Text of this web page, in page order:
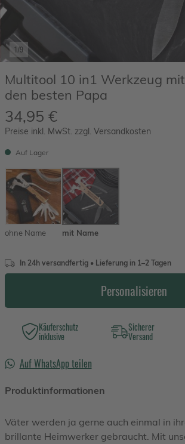
1/9
Multitool 10 in1 Werkzeug
den besten Papa
34,95 €
Preise inkl. MwSt. zzgl. Versandkosten
Auf Lager
ohne Name mit Name
In 24h versandfertig • Lieferung in 1–2 Tagen
Personalisieren
Käuferschutz
inklusive
Sicherer
Versand
Auf WhatsApp teilen
Produktinformationen
Väter werden ja gerne auch einmal in
brillante Heimwerker gebraucht. Mit